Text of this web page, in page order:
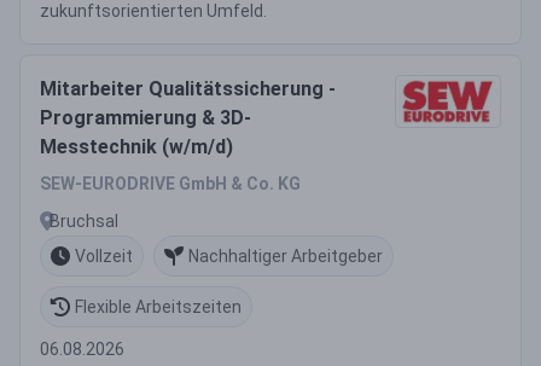
zukunftsorientierten Umfeld.
Mitarbeiter Qualitätssicherung -
Programmierung & 3D-
Messtechnik (w/m/d)
SEW-EURODRIVE GmbH & Co. KG
Bruchsal
Vollzeit
Nachhaltiger Arbeitgeber
Flexible Arbeitszeiten
06.08.2026